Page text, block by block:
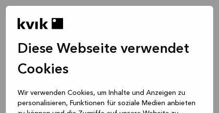
Diese Webseite verwendet
Cookies
Wir verwenden Cookies, um Inhalte und Anzeigen zu
personalisieren, Funktionen für soziale Medien anbieten